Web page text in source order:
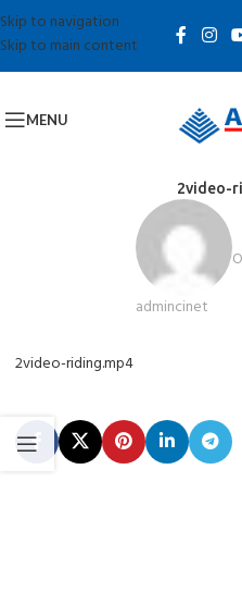
Skip to navigation
Skip to main content
MENU
2video-
admincinet
2video-riding.mp4